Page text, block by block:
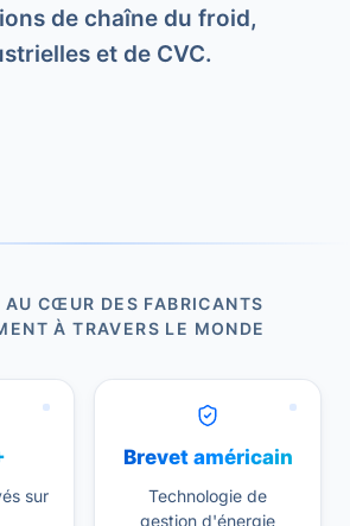
de chaîne du froid,
et de CVC.
CŒUR DES FABRICANTS
À TRAVERS LE MONDE
sur
Brevet américain
Technologie de
gestion d'énergie